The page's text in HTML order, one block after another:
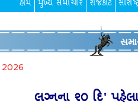
હોમ મુખ્ય સમાચાર રાજકોટ
લગ્નના ૨૦ દિ'